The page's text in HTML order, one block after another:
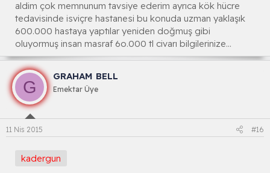
aldim çok memnunum tavsiye ederim ayrıca kök hücre
tedavisinde isviçre hastanesi bu konuda uzman yaklaşık
600.000 hastaya yaptılar yeniden doğmuş gibi
oluyormuş insan masraf 6o.000 tl civarı bilgilerinize...
G
GRAHAM BELL
Emektar Üye
11 Nis 2015 #16
kadergun